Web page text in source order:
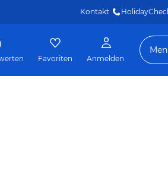
Kontakt
Favoriten Anmelden